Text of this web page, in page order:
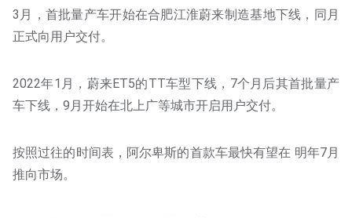
3月，首批量产车开始在合肥江淮蔚来制造基地下线，同月
正式向用户交付。
2022年1月，蔚来ET5的TT车型下线，7个月后其首批量产
车下线，9月开始在北上广等城市开启用户交付。
按照过往的时间表，阿尔卑斯的首款车最快有望在 明年7月
推向市场。